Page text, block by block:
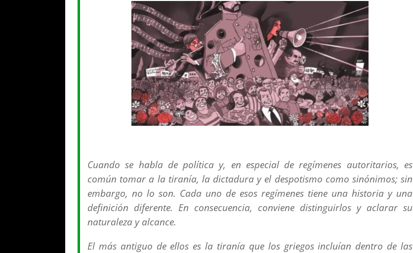
Cuando se habla de política y, en especial de regímenes autoritarios, es
común tomar a la tiranía, la dictadura y el despotismo como sinónimos; sin
embargo, no lo son. Cada uno de esos regímenes tiene una historia y una
definición diferente. En consecuencia, conviene distinguirlos y aclarar su
naturaleza y alcance.
El más antiguo de ellos es la tiranía que los griegos incluían dentro de las